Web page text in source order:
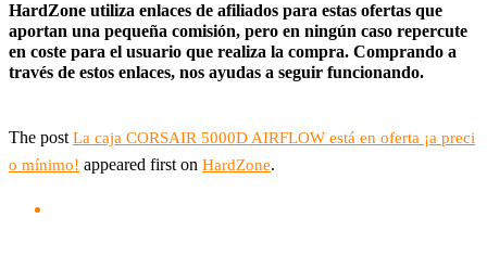
HardZone utiliza enlaces de afiliados para estas ofertas que
aportan una pequeña comisión, pero en ningún caso repercute
en coste para el usuario que realiza la compra. Comprando a
través de estos enlaces, nos ayudas a seguir funcionando.
The post La caja CORSAIR 5000D AIRFLOW está en oferta ¡a preci
o mínimo! appeared first on HardZone.